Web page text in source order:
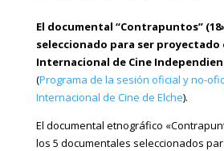
El documental “Contrapuntos”
seleccionado para ser proyectado
Internacional de Cine
(Programa de la sesión oficial y no-
Internacional de Cine de Elche).
El documental etnográfico
los 5 documentales seleccionados